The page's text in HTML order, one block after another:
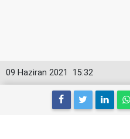
15:32
09 Haziran 2021